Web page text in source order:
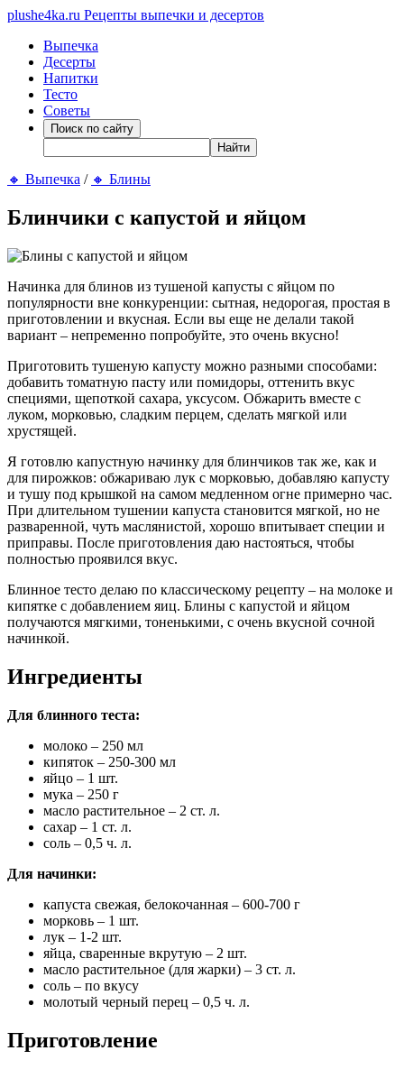
plushe4ka.ru Рецепты выпечки и десертов
Выпечка
Десерты
Напитки
Тесто
Советы
🔸 Выпечка / 🔸 Блины
Блинчики с капустой и яйцом
Начинка для блинов из тушеной капусты с яйцом по
популярности вне конкуренции: сытная, недорогая, простая в
приготовлении и вкусная. Если вы еще не делали такой
вариант – непременно попробуйте, это очень вкусно!
Приготовить тушеную капусту можно разными способами:
добавить томатную пасту или помидоры, оттенить вкус
специями, щепоткой сахара, уксусом. Обжарить вместе с
луком, морковью, сладким перцем, сделать мягкой или
хрустящей.
Я готовлю капустную начинку для блинчиков так же, как и
для пирожков: обжариваю лук с морковью, добавляю капусту
и тушу под крышкой на самом медленном огне примерно час.
При длительном тушении капуста становится мягкой, но не
разваренной, чуть маслянистой, хорошо впитывает специи и
приправы. После приготовления даю настояться, чтобы
полностью проявился вкус.
Блинное тесто делаю по классическому рецепту – на молоке и
кипятке с добавлением яиц. Блины с капустой и яйцом
получаются мягкими, тоненькими, с очень вкусной сочной
начинкой.
Ингредиенты
Для блинного теста:
молоко – 250 мл
кипяток – 250-300 мл
яйцо – 1 шт.
мука – 250 г
масло растительное – 2 ст. л.
сахар – 1 ст. л.
соль – 0,5 ч. л.
Для начинки:
капуста свежая, белокочанная – 600-700 г
морковь – 1 шт.
лук – 1-2 шт.
яйца, сваренные вкрутую – 2 шт.
масло растительное (для жарки) – 3 ст. л.
соль – по вкусу
молотый черный перец – 0,5 ч. л.
Приготовление